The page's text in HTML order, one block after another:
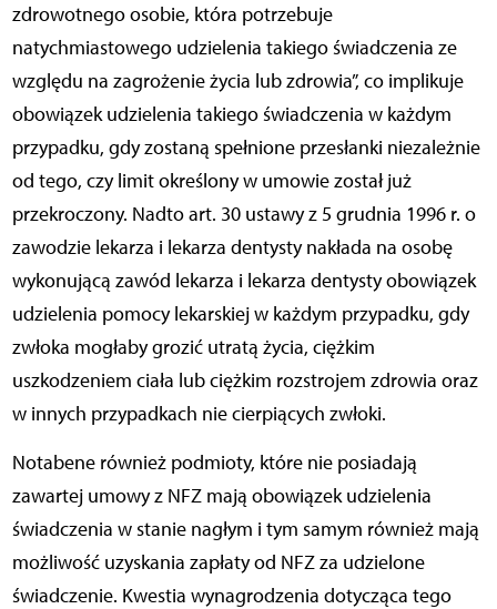
zdrowotnego osobie, która potrzebuje
natychmiastowego udzielenia takiego świadczenia ze
względu na zagrożenie życia lub zdrowia”, co implikuje
obowiązek udzielenia takiego świadczenia w każdym
przypadku, gdy zostaną spełnione przesłanki niezależnie
od tego, czy limit określony w umowie został już
przekroczony. Nadto art. 30 ustawy z 5 grudnia 1996 r. o
zawodzie lekarza i lekarza dentysty nakłada na osobę
wykonującą zawód lekarza i lekarza dentysty obowiązek
udzielenia pomocy lekarskiej w każdym przypadku, gdy
zwłoka mogłaby grozić utratą życia, ciężkim
uszkodzeniem ciała lub ciężkim rozstrojem zdrowia oraz
w innych przypadkach nie cierpiących zwłoki.
Notabene również podmioty, które nie posiadają
zawartej umowy z NFZ mają obowiązek udzielenia
świadczenia w stanie nagłym i tym samym również mają
możliwość uzyskania zapłaty od NFZ za udzielone
świadczenie. Kwestia wynagrodzenia dotycząca tego